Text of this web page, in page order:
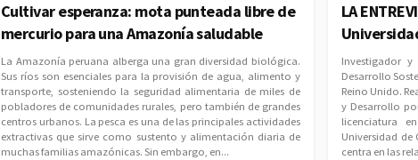
Cultivar esperanza: mota punteada libre de
mercurio para una Amazonía saludable
La Amazonía peruana alberga una gran diversidad biológica.
Sus ríos son esenciales para la provisión de agua, alimento y
transporte, sosteniendo la seguridad alimentaria de miles de
pobladores de comunidades rurales, pero también de grandes
centros urbanos. La pesca es una de las principales actividades
extractivas que sirve como sustento y alimentación diaria de
muchas familias amazónicas. Sin embargo, en...
LA
Investigador
Desarrollo
Reino Unido.
y Desarrollo
licenciatura
Universidad de
centra en las